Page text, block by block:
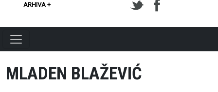
ARHIVA +
MLADEN BLAŽEVIĆ